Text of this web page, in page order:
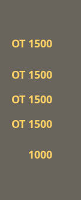
ОТ 1500
ОТ 1500
ОТ 1500
ОТ 1500
1000